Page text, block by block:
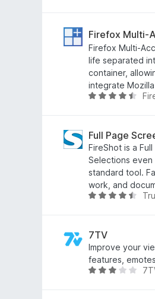
分
.
5
分
，
滿
分
Firefox Multi-
Firefox Multi-
life separated
container,
integrate
評
.
6
分
，
滿
分
Full Page
FireShot is a
Selections
standard tool.
work, and
評
.
6
分
，
7TV
Improve your
features,
評